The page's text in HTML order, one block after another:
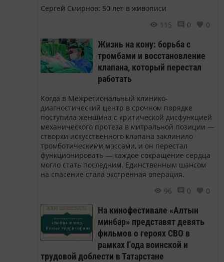
Сергей Смирнов: 50 лет в живописи
115
0 0
Жизнь на кону: борьба с
тромбами и восстановление
клапана, который перестал
работать
Когда в Межрегиональный клинико-
диагностический центр в срочном порядке
поступила женщина с критической дисфункцией
механического протеза в митральной позиции —
створки искусственного клапана заклинило
тромботическими массами, и он перестал
функционировать — каждое сокращение сердца
могло стать последним. Единственным шансом
на спасение стала экстренная операция.
96
0 0
На кинофестивале «Алтын
минбар» представят девять
фильмов о героях СВО в
рамках Года воинской и
трудовой доблести в Татарстане